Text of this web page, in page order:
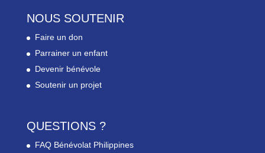
NOUS SOUTENIR
Faire un don
Parrainer un enfant
Devenir bénévole
Soutenir un projet
QUESTIONS ?
FAQ Bénévolat Philippines